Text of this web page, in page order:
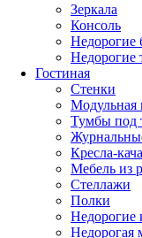
Зеркала
Консоль
Недорогие
Недорогие
Гостиная
Стенки
Модульная
Тумбы под
Кресла-
Мебель из
Стеллажи
Полки
Недорогие
Недорогая